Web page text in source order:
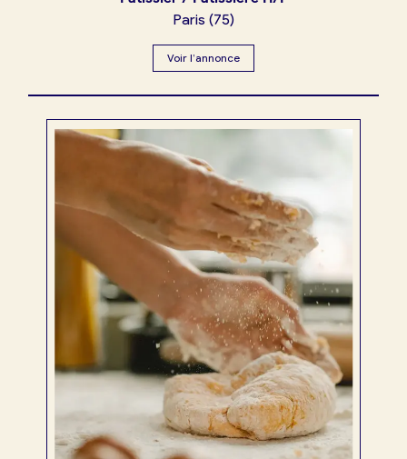
Paris (75)
Voir l’annonce